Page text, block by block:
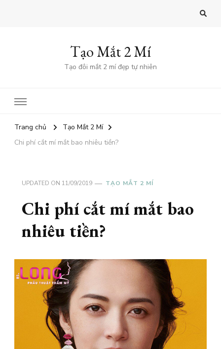
Tạo Mắt 2 Mí
Tạo đôi mắt 2 mí đẹp tự nhiên
Trang chủ
Tạo Mắt 2 Mí
Chi phí cắt mí mắt bao nhiêu tiền?
UPDATED ON 11/09/2019 TẠO MẮT 2 MÍ
Chi phí cắt mí mắt bao
nhiêu tiền?